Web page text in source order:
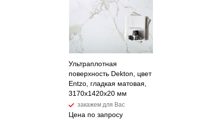
Ультраплотная
поверхность Dekton, цвет
Entzo, гладкая матовая,
3170x1420x20 мм
закажем для Вас
Цена по запросу